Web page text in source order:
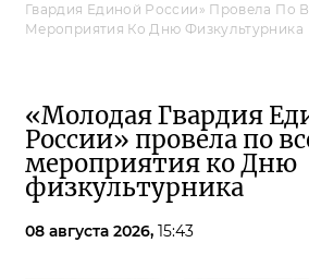
Гвардия Единой России» Провела По
Мероприятия Ко Дню Физкультурника
«Молодая Гвардия
России» провела по
мероприятия ко Дню
физкультурника
08 августа 2026, 15:43